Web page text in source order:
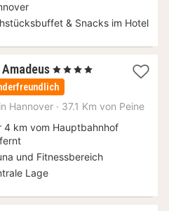
& Snacks im Hotel
1
Nacht
ab
111,18
, 4 Sterne
Hannover · 37.1 Km von Peine
4 km vom Hauptbahnhof
und Fitnessbereich
Lage